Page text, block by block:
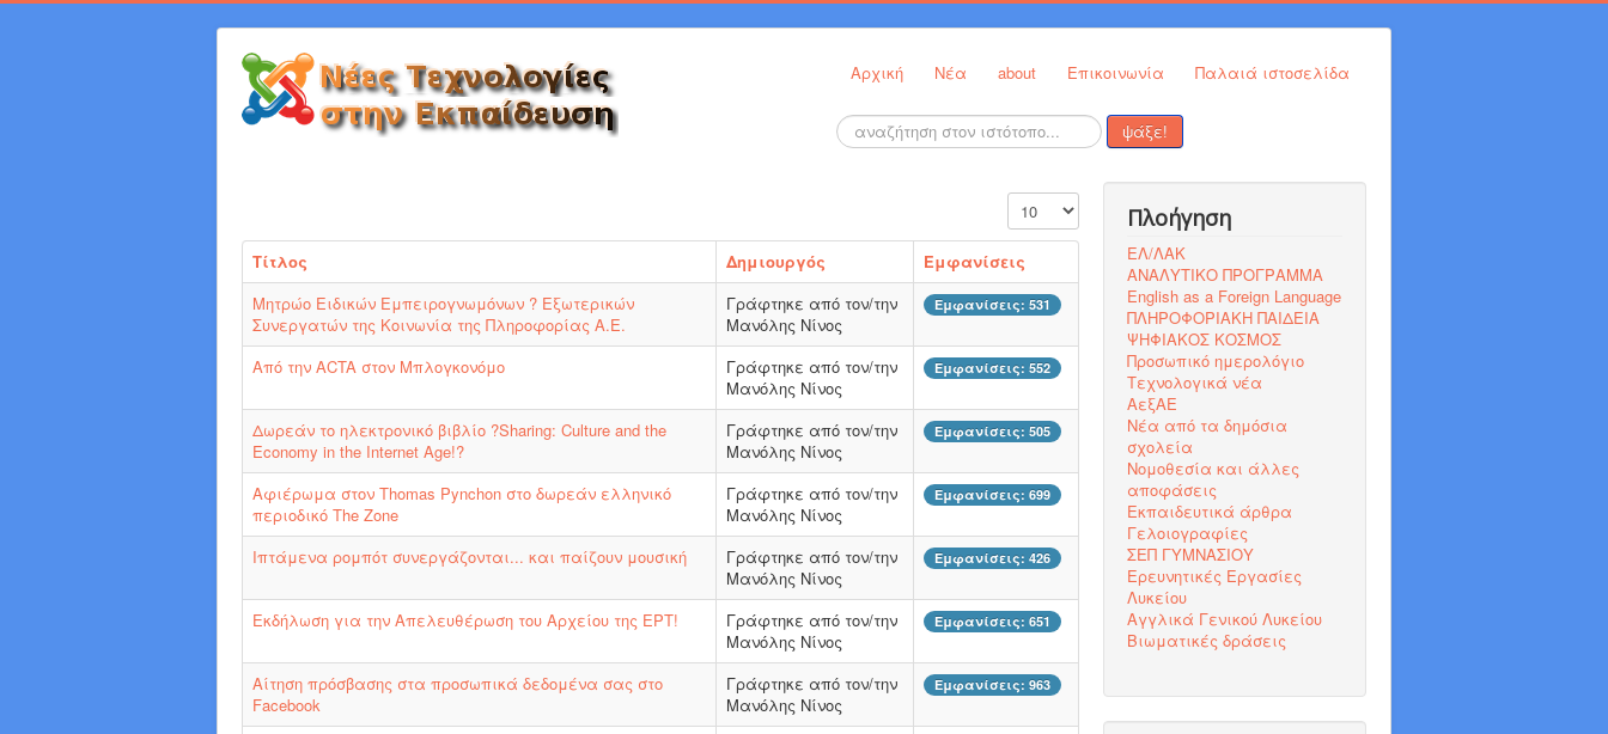
Αρχική Νέα about Επικοινωνία Παλαιά ιστοσελίδα
Αναζήτηση... ψάξε!
Εμφάνιση #
Τίτλος Δημιουργός
Εμφανίσεις
Μητρώο Ειδικών Εμπειρογνωμόνων ? Εξωτερικών
Συνεργατών της Κοινωνία της Πληροφορίας Α.Ε.
Γράφτηκε από τον/την
Μανόλης Νίνος
Εμφανίσεις: 531
Από την ACTA στον Μπλογκονόμο
Γράφτηκε από τον/την
Μανόλης Νίνος
Εμφανίσεις: 552
Δωρεάν το ηλεκτρονικό βιβλίο ?Sharing: Culture and the
Economy in the Internet Age!?
Γράφτηκε από τον/την
Μανόλης Νίνος
Εμφανίσεις: 505
Αφιέρωμα στον Thomas Pynchon στο δωρεάν ελληνικό
περιοδικό The Zone
Γράφτηκε από τον/την
Μανόλης Νίνος
Εμφανίσεις: 699
Ιπτάμενα ρομπότ συνεργάζονται... και παίζουν μουσική
Γράφτηκε από τον/την
Μανόλης Νίνος
Εμφανίσεις: 426
Εκδήλωση για την Απελευθέρωση του Αρχείου της ΕΡΤ!
Γράφτηκε από τον/την
Μανόλης Νίνος
Εμφανίσεις: 651
Αίτηση πρόσβασης στα προσωπικά δεδομένα σας στο
Facebook
Γράφτηκε από τον/την
Μανόλης Νίνος
Εμφανίσεις: 963
Πλοήγηση
ΕΛ/ΛΑΚ
ΑΝΑΛΥΤΙΚΟ ΠΡΟΓΡΑΜΜΑ
English as a Foreign Language
ΠΛΗΡΟΦΟΡΙΑΚΗ ΠΑΙΔΕΙΑ
ΨΗΦΙΑΚΟΣ ΚΟΣΜΟΣ
Προσωπικό ημερολόγιο
Τεχνολογικά νέα
ΑεξΑΕ
Νέα από τα δημόσια
σχολεία
Νομοθεσία και άλλες
αποφάσεις
Εκπαιδευτικά άρθρα
Γελοιογραφίες
ΣΕΠ ΓΥΜΝΑΣΙΟΥ
Ερευνητικές Εργασίες
Λυκείου
Αγγλικά Γενικού Λυκείου
Βιωματικές δράσεις